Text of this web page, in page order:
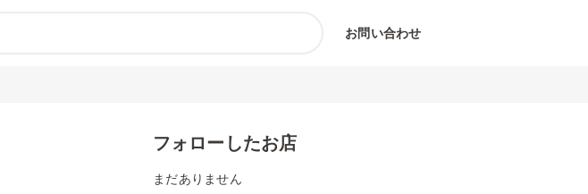
お問い合わせ
フォローしたお店
まだありません